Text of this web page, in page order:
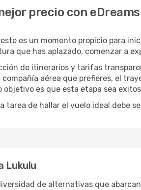
precio con eDreams
este es un momento propicio para
que has aplazado, comenzar a
de itinerarios y tarifas
aérea que prefieres, el
es que esta etapa sea
tarea de hallar el vuelo ideal debe
Lukulu
de alternativas que